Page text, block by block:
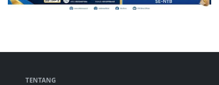
TENTANG